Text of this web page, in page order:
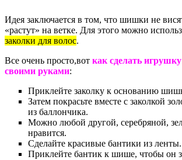
Идея заключается в том, что шишки не
«растут» на ветке. Для этого можно
заколки для волос.
Все очень просто,вот как сделать
своими руками:
Приклейте заколку к основанию
Затем покрасьте вместе с заколкой
из баллончика.
Можно любой другой, серебряной,
нравится.
Сделайте красивые бантики из ленты.
Приклейте бантик к шише, чтобы он